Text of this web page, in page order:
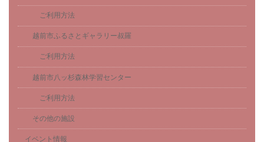
ご利用方法
越前市ふるさとギャラリー叔羅
ご利用方法
越前市八ッ杉森林学習センター
ご利用方法
その他の施設
イベント情報